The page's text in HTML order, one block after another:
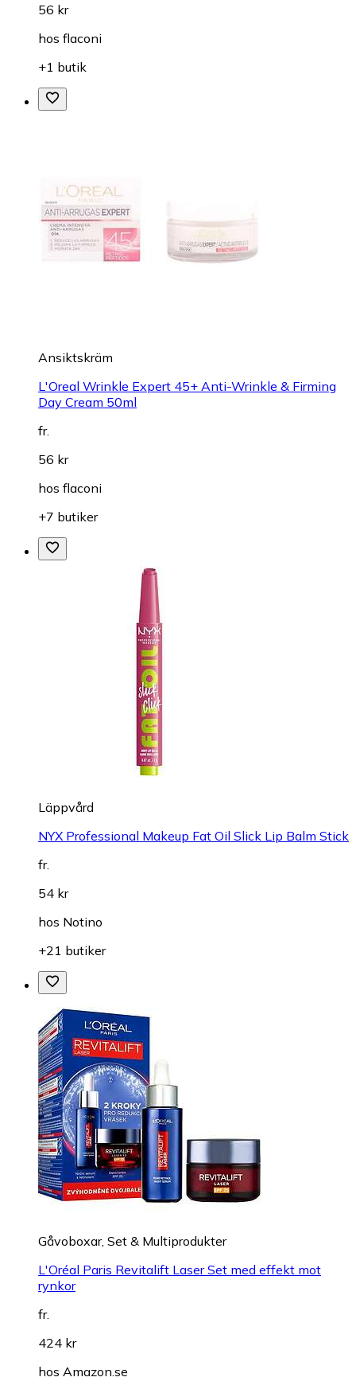
56 kr
hos flaconi
+1 butik
Ansiktskräm
L'Oreal Wrinkle Expert 45+ Anti-Wrinkle & Firming
Day Cream 50ml
fr.
56 kr
hos flaconi
+7 butiker
Läppvård
NYX Professional Makeup Fat Oil Slick Lip Balm Stick
fr.
54 kr
hos Notino
+21 butiker
Gåvoboxar, Set & Multiprodukter
L'Oréal Paris Revitalift Laser Set med effekt mot
rynkor
fr.
424 kr
hos Amazon.se